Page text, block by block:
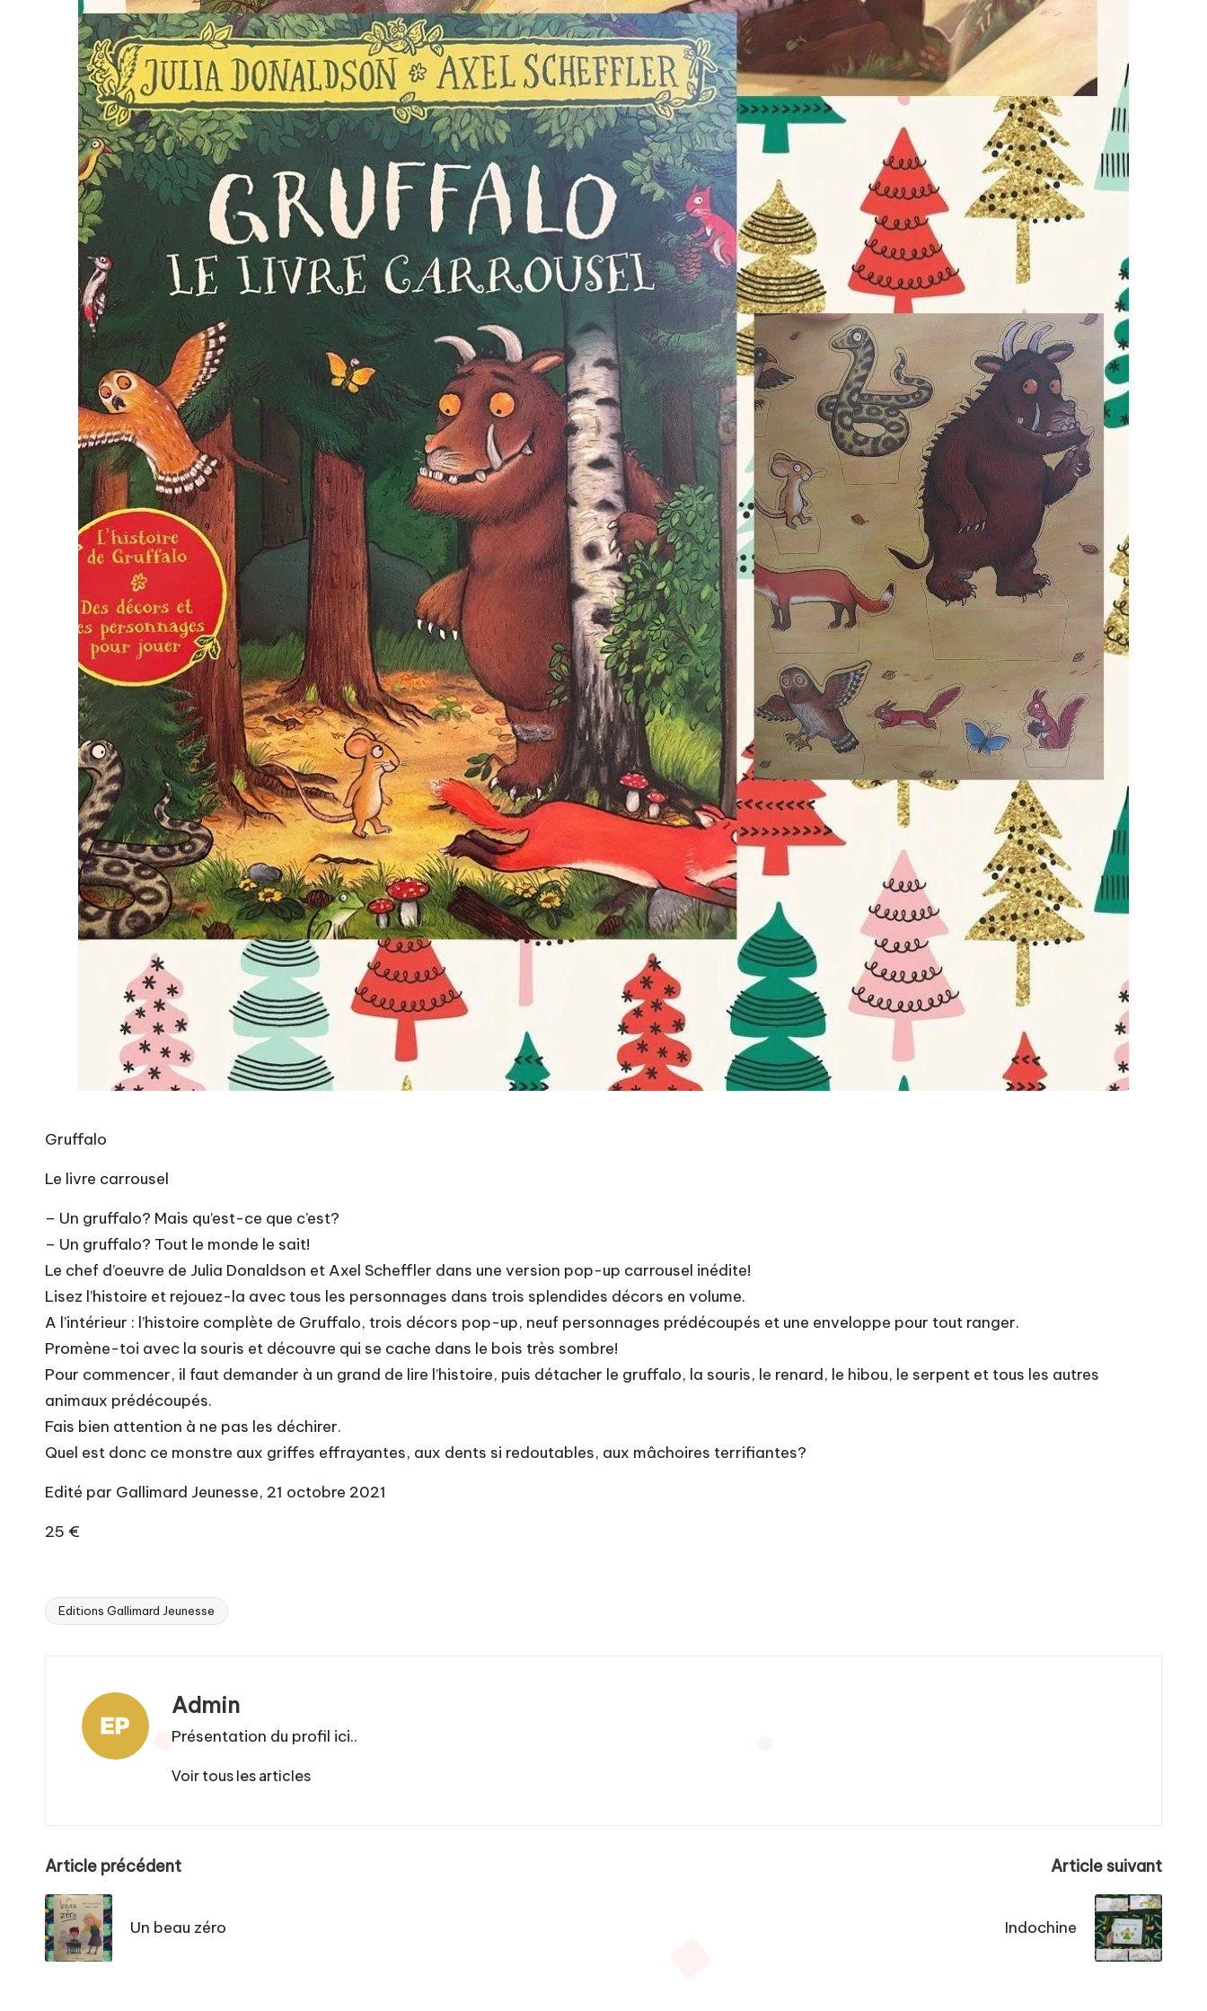
Gruffalo
Le livre carrousel
– Un gruffalo? Mais qu’est-ce que c’est?
– Un gruffalo? Tout le monde le sait!
Le chef d’oeuvre de Julia Donaldson et Axel Scheffler dans une version pop-up carrousel inédite!
Lisez l’histoire et rejouez-la avec tous les personnages dans trois splendides décors en volume.
A l’intérieur : l’histoire complète de Gruffalo, trois décors pop-up, neuf personnages prédécoupés et une enveloppe pour tout ranger.
Promène-toi avec la souris et découvre qui se cache dans le bois très sombre!
Pour commencer, il faut demander à un grand de lire l’histoire, puis détacher le gruffalo, la souris, le renard, le hibou, le serpent et tous les autres
animaux prédécoupés.
Fais bien attention à ne pas les déchirer.
Quel est donc ce monstre aux griffes effrayantes, aux dents si redoutables, aux mâchoires terrifiantes?
Edité par Gallimard Jeunesse, 21 octobre 2021
25 €
Tags:
Editions Gallimard Jeunesse
Admin
Présentation du profil ici..
Voir tous les articles
Post
navigation
Article précédent
Un beau zéro
Article suivant
Indochine